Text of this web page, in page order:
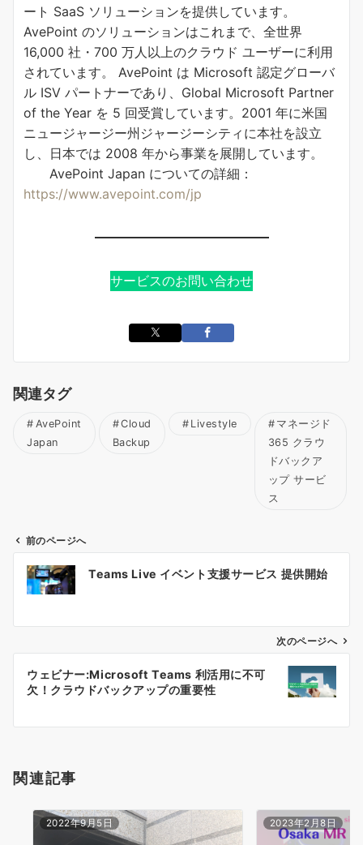
ート SaaS ソリューションを提供しています。
AvePoint のソリューションはこれまで、全世界
16,000 社・700 万人以上のクラウド ユーザーに利用
されています。 AvePoint は Microsoft 認定グローバ
ル ISV パートナーであり、Global Microsoft Partner
of the Year を 5 回受賞しています。2001 年に米国
ニュージャージー州ジャージーシティに本社を設立
し、日本では 2008 年から事業を展開しています。
AvePoint Japan についての詳細：
https://www.avepoint.com/jp
サービスのお問い合わせ
関連タグ
AvePoint
Japan
Cloud
Backup
Livestyle
マネージド
365 クラウ
ドバックア
ップ サービ
ス
ン
前のページへ
Teams Live イベント支援サービス 提供開始
次のページへ
ウェビナー:Microsoft Teams 利活用に不可
欠！クラウドバックアップの重要性
関連記事
2022年9月5日 2023年2月8日